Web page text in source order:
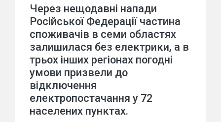
Через нещодавні напади
Російської Федерації частина
споживачів в семи областях
залишилася без електрики, а в
трьох інших регіонах погодні
умови призвели до
відключення
електропостачання у 72
населених пунктах.